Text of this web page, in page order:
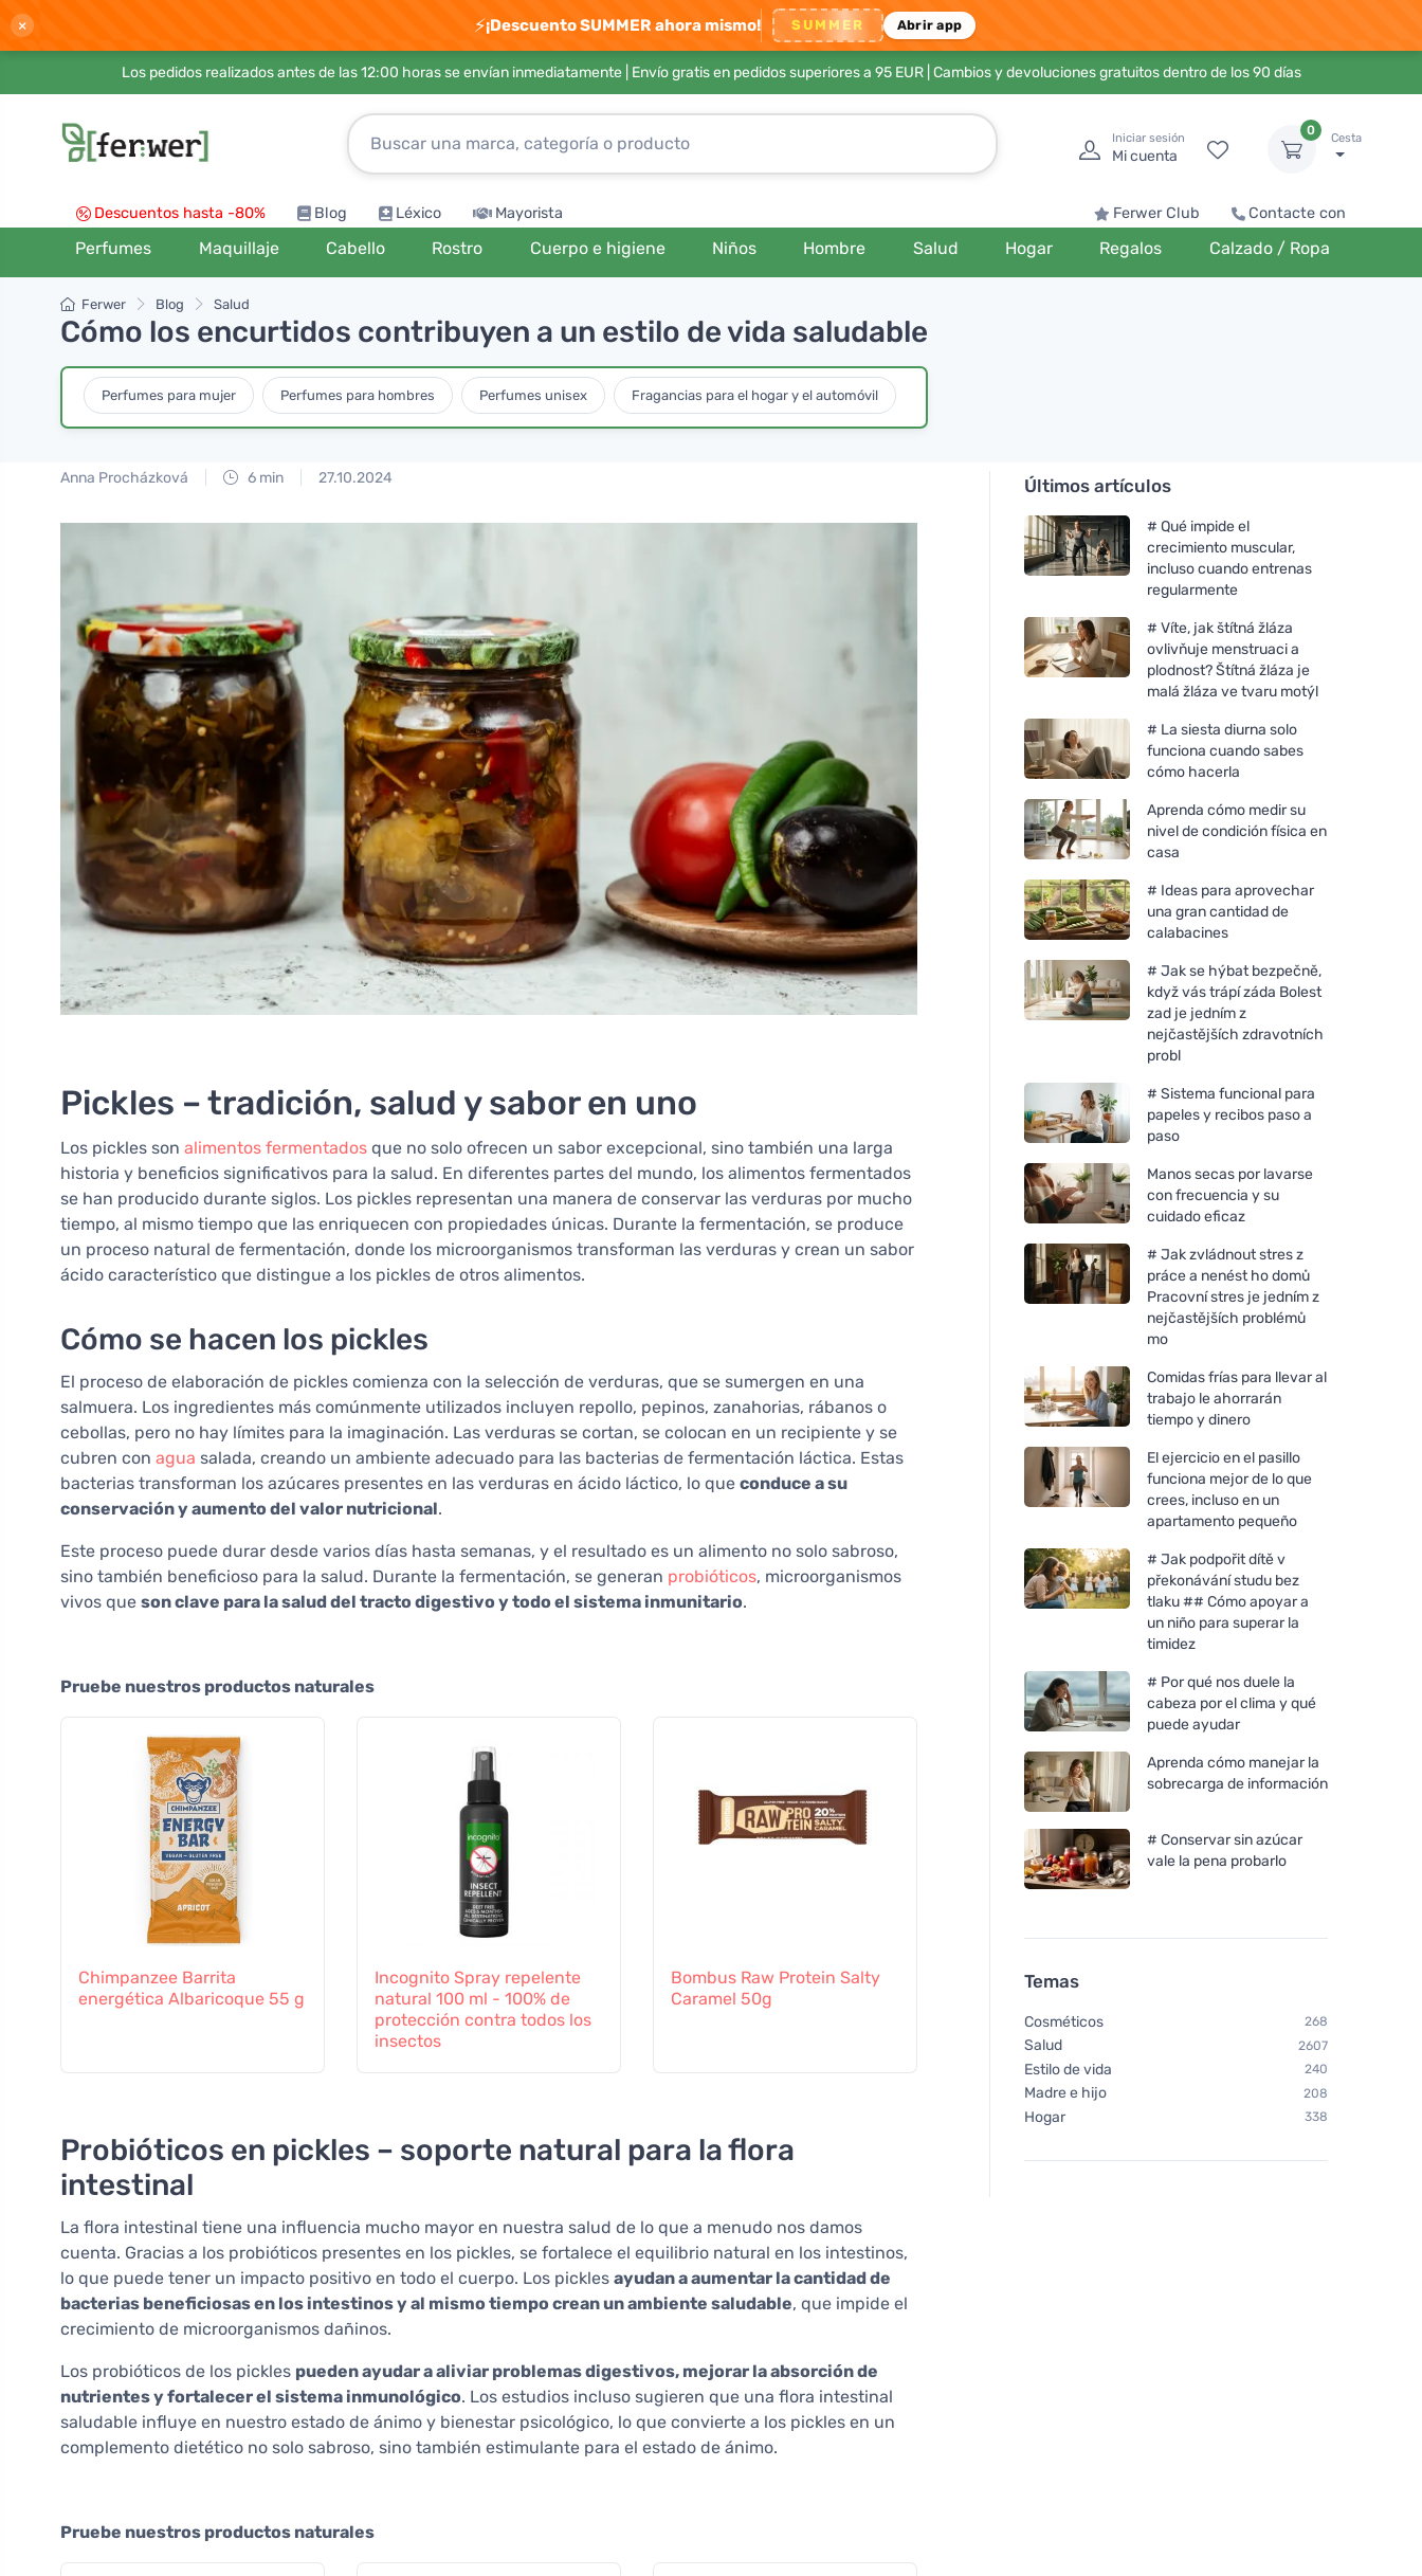
× ⚡¡Descuento SUMMER ahora mismo! SUMMER Abrir app
Los pedidos realizados antes de las 12:00 horas se envían inmediatamente | Envío gratis en pedidos superiores a 95 EUR| Cambios y devoluciones gratuitos dentro de los 90 días
Iniciar sesión
Mi cuenta
0
Cesta
Descuentos hasta -80% Blog Léxico Mayorista Ferwer Club Contacte con
Perfumes Maquillaje Cabello Rostro Cuerpo e higiene Niños Hombre Salud Hogar Regalos Calzado / Ropa
Ferwer Blog Salud
Cómo los encurtidos contribuyen a un estilo de vida saludable
Perfumes para mujer Perfumes para hombres Perfumes unisex Fragancias para el hogar y el automóvil
Anna Procházková 6 min 27.10.2024
Pickles – tradición, salud y sabor en uno
Los pickles son alimentos fermentados que no solo ofrecen un sabor excepcional, sino también una larga
historia y beneficios significativos para la salud. En diferentes partes del mundo, los alimentos fermentados
se han producido durante siglos. Los pickles representan una manera de conservar las verduras por mucho
tiempo, al mismo tiempo que las enriquecen con propiedades únicas. Durante la fermentación, se produce
un proceso natural de fermentación, donde los microorganismos transforman las verduras y crean un sabor
ácido característico que distingue a los pickles de otros alimentos.
Cómo se hacen los pickles
El proceso de elaboración de pickles comienza con la selección de verduras, que se sumergen en una
salmuera. Los ingredientes más comúnmente utilizados incluyen repollo, pepinos, zanahorias, rábanos o
cebollas, pero no hay límites para la imaginación. Las verduras se cortan, se colocan en un recipiente y se
cubren con agua salada, creando un ambiente adecuado para las bacterias de fermentación láctica. Estas
bacterias transforman los azúcares presentes en las verduras en ácido láctico, lo que conduce a su
conservación y aumento del valor nutricional.
Este proceso puede durar desde varios días hasta semanas, y el resultado es un alimento no solo sabroso,
sino también beneficioso para la salud. Durante la fermentación, se generan probióticos, microorganismos
vivos que son clave para la salud del tracto digestivo y todo el sistema inmunitario.
Pruebe nuestros productos naturales
Chimpanzee Barrita
energética Albaricoque 55 g
Incognito Spray repelente
natural 100 ml - 100% de
protección contra todos los
insectos
Bombus Raw Protein Salty
Caramel 50g
Urtekram Gel de ducha sin
Probióticos en pickles – soporte natural para la flora
intestinal
La flora intestinal tiene una influencia mucho mayor en nuestra salud de lo que a menudo nos damos
cuenta. Gracias a los probióticos presentes en los pickles, se fortalece el equilibrio natural en los intestinos,
lo que puede tener un impacto positivo en todo el cuerpo. Los pickles ayudan a aumentar la cantidad de
bacterias beneficiosas en los intestinos y al mismo tiempo crean un ambiente saludable, que impide el
crecimiento de microorganismos dañinos.
Los probióticos de los pickles pueden ayudar a aliviar problemas digestivos, mejorar la absorción de
nutrientes y fortalecer el sistema inmunológico. Los estudios incluso sugieren que una flora intestinal
saludable influye en nuestro estado de ánimo y bienestar psicológico, lo que convierte a los pickles en un
complemento dietético no solo sabroso, sino también estimulante para el estado de ánimo.
Pruebe nuestros productos naturales
Últimos artículos
# Qué impide el
crecimiento muscular,
incluso cuando entrenas
regularmente
# Víte, jak štítná žláza
ovlivňuje menstruaci a
plodnost? Štítná žláza je
malá žláza ve tvaru motýl
# La siesta diurna solo
funciona cuando sabes
cómo hacerla
Aprenda cómo medir su
nivel de condición física en
casa
# Ideas para aprovechar
una gran cantidad de
calabacines
# Jak se hýbat bezpečně,
když vás trápí záda Bolest
zad je jedním z
nejčastějších zdravotních
probl
# Sistema funcional para
papeles y recibos paso a
paso
Manos secas por lavarse
con frecuencia y su
cuidado eficaz
# Jak zvládnout stres z
práce a nenést ho domů
Pracovní stres je jedním z
nejčastějších problémů
mo
Comidas frías para llevar al
trabajo le ahorrarán
tiempo y dinero
El ejercicio en el pasillo
funciona mejor de lo que
crees, incluso en un
apartamento pequeño
# Jak podpořit dítě v
překonávání studu bez
tlaku ## Cómo apoyar a
un niño para superar la
timidez
# Por qué nos duele la
cabeza por el clima y qué
puede ayudar
Aprenda cómo manejar la
sobrecarga de información
# Conservar sin azúcar
vale la pena probarlo
Temas
Cosméticos 268
Salud 2607
Estilo de vida 240
Madre e hijo 208
Hogar 338